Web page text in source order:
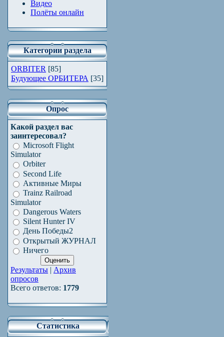
Видео
Полёты онлайн
Категории раздела
ORBITER [85]
Будующее ОРБИТЕРА [35]
Опрос
Какой раздел вас
заинтересовал?
Microsoft Flight
Simulator
Orbiter
Second Life
Активные Миры
Trainz Railroad
Simulator
Dangerous Waters
Silent Hunter IV
День Победы2
Открытый ЖУРНАЛ
Ничего
Результаты | Архив
опросов
Всего ответов: 1779
Статистика